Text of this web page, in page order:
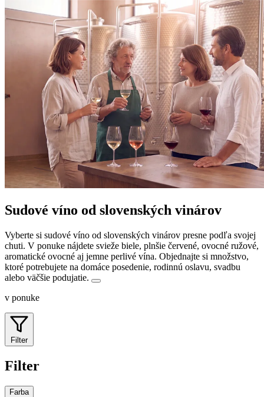
Sudové víno od slovenských vinárov
Vyberte si sudové víno od slovenských vinárov presne podľa svojej
chuti. V ponuke nájdete svieže biele, plnšie červené, ovocné ružové,
aromatické ovocné aj jemne perlivé vína. Objednajte si množstvo,
ktoré potrebujete na domáce posedenie, rodinnú oslavu, svadbu
alebo väčšie podujatie.
v ponuke
Filter
Filter
Farba